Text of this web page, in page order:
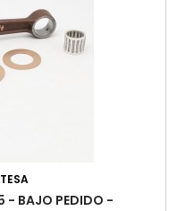
- BAJO PEDIDO -